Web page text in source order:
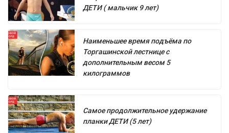
ДЕТИ ( мальчик 9 лет)
Наименьшее время подъёма по
Торгашинской лестнице с
дополнительным весом 5
килограммов
Самое продолжительное удержание
планки ДЕТИ (5 лет)